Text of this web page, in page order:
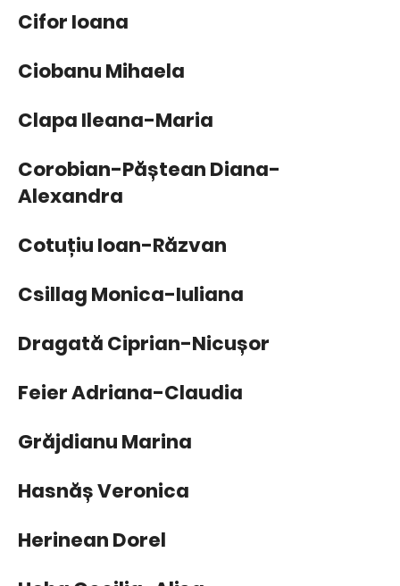
Cifor Ioana
Ciobanu Mihaela
Clapa Ileana-Maria
Corobian-Păștean Diana-
Alexandra
Cotuțiu Ioan-Răzvan
Csillag Monica-Iuliana
Dragată Ciprian-Nicușor
Feier Adriana-Claudia
Grăjdianu Marina
Hasnăș Veronica
Herinean Dorel